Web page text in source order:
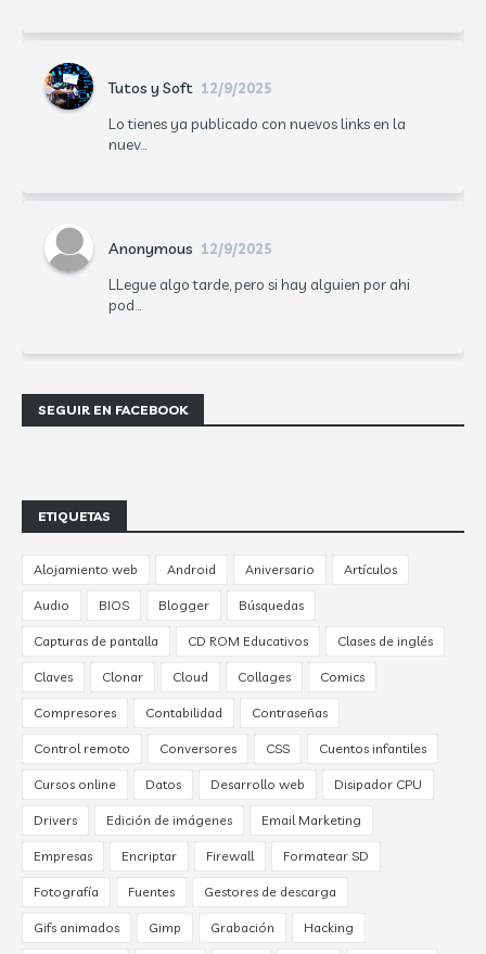
Tutos y Soft 12/9/2025
Lo tienes ya publicado con nuevos links en la
nuev...
Anonymous 12/9/2025
LLegue algo tarde, pero si hay alguien por ahi
pod...
SEGUIR EN FACEBOOK
ETIQUETAS
Alojamiento web Android Aniversario Artículos
Audio BIOS Blogger Búsquedas
Capturas de pantalla CD ROM Educativos Clases de inglés
Claves Clonar Cloud Collages Comics
Compresores Contabilidad Contraseñas
Control remoto Conversores CSS Cuentos infantiles
Cursos online Datos Desarrollo web Disipador CPU
Drivers Edición de imágenes Email Marketing
Empresas Encriptar Firewall Formatear SD
Fotografía Fuentes Gestores de descarga
Gifs animados Gimp Grabación Hacking